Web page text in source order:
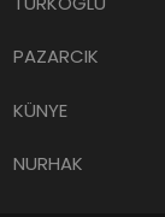
PAZARCIK
KÜNYE
NURHAK